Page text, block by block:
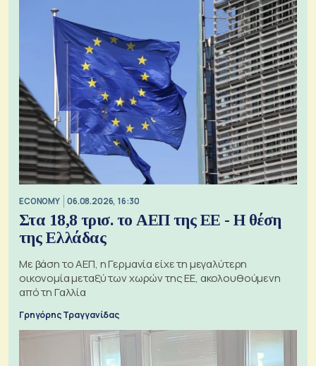
ECONOMY 06.08.2026, 16:30
Στα 18,8 τρισ. το ΑΕΠ της ΕΕ - Η θέση
της Ελλάδας
Με βάση το ΑΕΠ, η Γερμανία είχε τη μεγαλύτερη
οικονομία μεταξύ των χωρών της ΕΕ, ακολουθούμενη
από τη Γαλλία
Γρηγόρης Τραγγανίδας